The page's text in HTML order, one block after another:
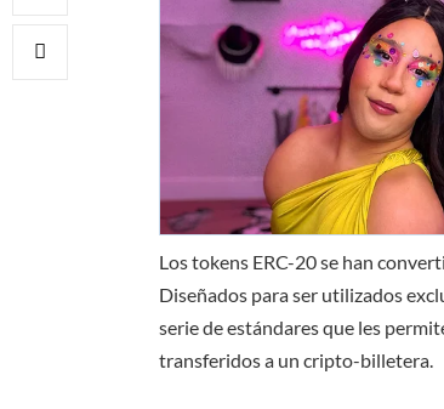
Los tokens ERC-20 se han
Diseñados para ser utilizados
serie de estándares que les
transferidos a un cripto-billetera.